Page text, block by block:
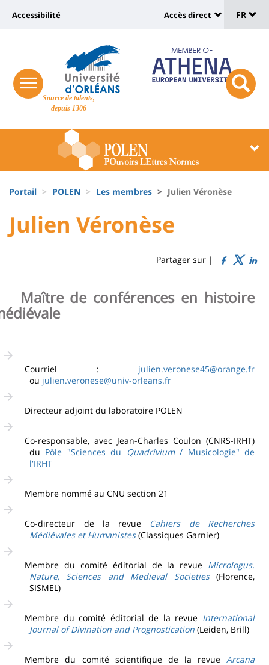
Site
Source de talents,
depuis 1306
Université
Recherche
responsive
menu
button
Université
vers
page
accessibilité
Accessibilité
:
Shortcut
links
Accès direct
de
FR
Université
Block
liste
des
composantes
d'Ariane
Portail POLEN Les membres Julien Véronèse
University
:
University
:
Titre
Julien Véronèse
Partager sur |
Contenu
de
la
page
principale
de conférences en histoire
Courriel : julien.veronese45@orange.fr
ou julien.veronese@univ-orleans.fr
Directeur adjoint du laboratoire POLEN
Co-responsable, avec Jean-Charles Coulon (CNRS-IRHT)
du Pôle "Sciences du Quadrivium/ Musicologie" de
l'IRHT
Membre nommé au CNU section 21
Co-directeur de la revue Cahiers de Recherches
Médiévales et Humanistes(Classiques Garnier)
Membre du comité éditorial de la revue Micrologus.
Nature, Sciences and Medieval Societies(Florence,
SISMEL)
Membre du comité éditorial de la revue International
Journal of Divination and Prognostication (Leiden, Brill)
Membre du comité scientifique de la revue Arcana